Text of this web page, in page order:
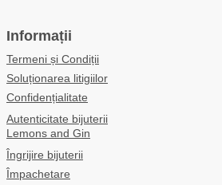
Informații
Termeni și Condiții
Soluționarea litigiilor
Confidențialitate
Autenticitate bijuterii
Lemons and Gin
Îngrijire bijuterii
Împachetare